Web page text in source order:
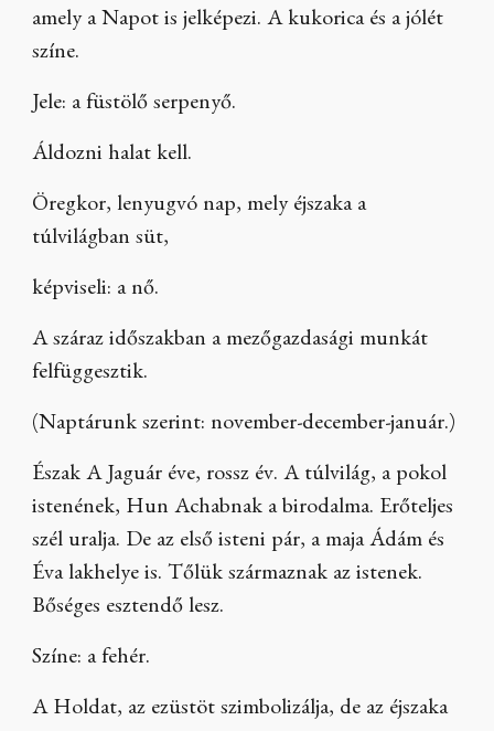
amely a Napot is jelképezi. A kukorica és a jólét
színe.
Jele: a füstölő serpenyő.
Áldozni halat kell.
Öregkor, lenyugvó nap, mely éjszaka a
túlvilágban süt,
képviseli: a nő.
A száraz időszakban a mezőgazdasági munkát
felfüggesztik.
(Naptárunk szerint: november-december-január.)
Észak A Jaguár éve, rossz év. A túlvilág, a pokol
istenének, Hun Achabnak a birodalma. Erőteljes
szél uralja. De az első isteni pár, a maja Ádám és
Éva lakhelye is. Tőlük származnak az istenek.
Bőséges esztendő lesz.
Színe: a fehér.
A Holdat, az ezüstöt szimbolizálja, de az éjszaka